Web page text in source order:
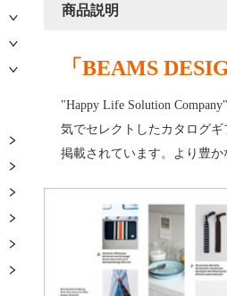
商品説明
「BEAMS
"Happy Life Solution
気でセレクトしたカタログ
掲載されています。より豊